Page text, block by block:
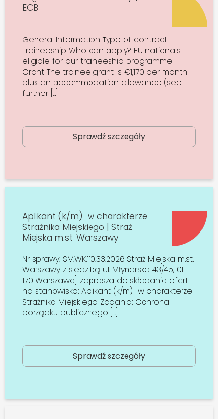
ECB
General Information Type of contract
Traineeship Who can apply? EU nationals
eligible for our traineeship programme
Grant The trainee grant is €1,170 per month
plus an accommodation allowance (see
further […]
Sprawdź szczegóły
Aplikant (k/m) w charakterze
Strażnika Miejskiego | Straż
Miejska m.st. Warszawy
Nr sprawy: SM.WK.110.33.2026 Straż Miejska m.st.
Warszawy z siedzibą ul. Młynarska 43/45, 01-
170 Warszawa] zaprasza do składania ofert
na stanowisko: Aplikant (k/m) w charakterze
Strażnika Miejskiego Zadania: Ochrona
porządku publicznego […]
Sprawdź szczegóły